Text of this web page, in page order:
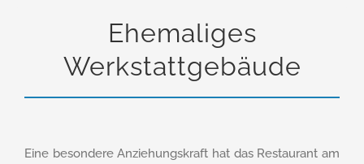
Ehemaliges
Werkstattgebäude
Eine besondere Anziehungskraft hat das Restaurant am